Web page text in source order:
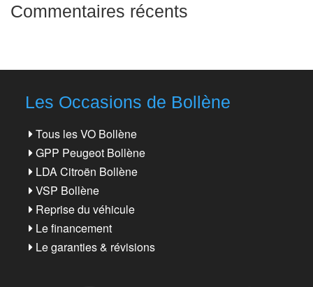
Commentaires récents
Les Occasions de Bollène
Tous les VO Bollène
GPP Peugeot Bollène
LDA Citroën Bollène
VSP Bollène
Reprise du véhicule
Le financement
Le garanties & révisions